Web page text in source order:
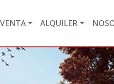
VENTA ALQUILER